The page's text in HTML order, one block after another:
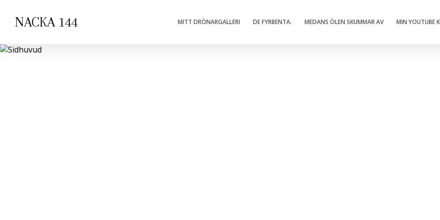
NACKA 144 MITT DRÖNARGALLERI DE FYRBENTA. MEDANS ÖLEN SKUMMAR AV MIN YOUTUBE